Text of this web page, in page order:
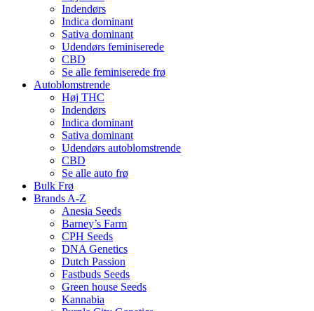
Indendørs
Indica dominant
Sativa dominant
Udendørs feminiserede
CBD
Se alle feminiserede frø
Autoblomstrende
Høj THC
Indendørs
Indica dominant
Sativa dominant
Udendørs autoblomstrende
CBD
Se alle auto frø
Bulk Frø
Brands A-Z
Anesia Seeds
Barney’s Farm
CPH Seeds
DNA Genetics
Dutch Passion
Fastbuds Seeds
Green house Seeds
Kannabia